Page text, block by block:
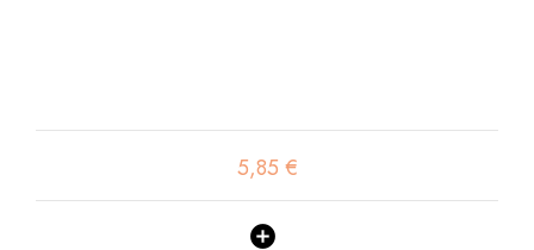
5,85 €